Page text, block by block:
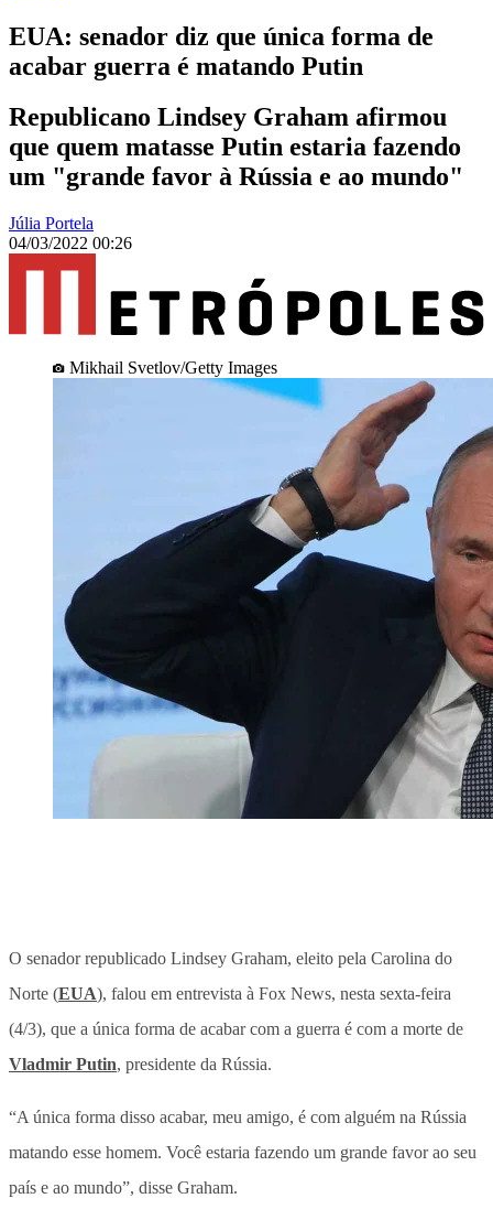
EUA: senador diz que única forma de
acabar guerra é matando Putin
Republicano Lindsey Graham afirmou
que quem matasse Putin estaria fazendo
um "grande favor à Rússia e ao mundo"
Júlia Portela
04/03/2022 00:26
Mikhail Svetlov/Getty Images
O senador republicado Lindsey Graham, eleito pela Carolina do
Norte (EUA), falou em entrevista à Fox News, nesta sexta-feira
(4/3), que a única forma de acabar com a guerra é com a morte de
Vladmir Putin, presidente da Rússia.
“A única forma disso acabar, meu amigo, é com alguém na Rússia
matando esse homem. Você estaria fazendo um grande favor ao seu
país e ao mundo”, disse Graham.